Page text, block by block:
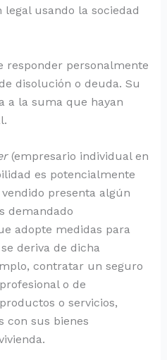
usando la sociedad
responder personalmente
disolución o deuda. Su
a la suma que hayan
(empresario individual en
es potencialmente
presenta algún
demandado
adopte medidas para
deriva de dicha
contratar un seguro
o de
o servicios,
con sus bienes